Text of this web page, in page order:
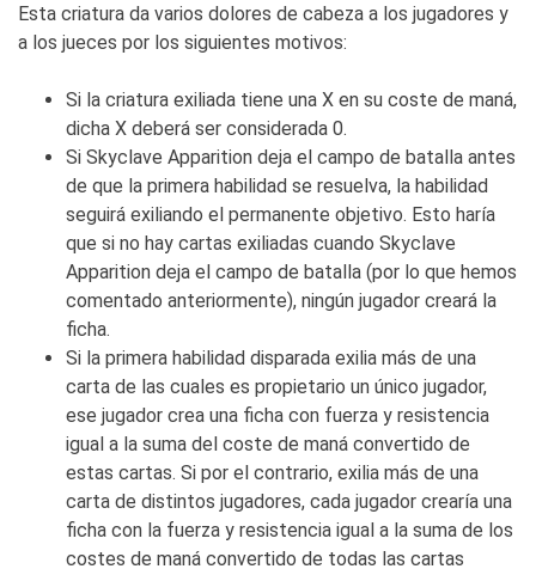
Esta criatura da varios dolores de cabeza a los jugadores y
a los jueces por los siguientes motivos:
Si la criatura exiliada tiene una X en su coste de maná,
dicha X deberá ser considerada 0.
Si Skyclave Apparition deja el campo de batalla antes
de que la primera habilidad se resuelva, la habilidad
seguirá exiliando el permanente objetivo. Esto haría
que si no hay cartas exiliadas cuando Skyclave
Apparition deja el campo de batalla (por lo que hemos
comentado anteriormente), ningún jugador creará la
ficha.
Si la primera habilidad disparada exilia más de una
carta de las cuales es propietario un único jugador,
ese jugador crea una ficha con fuerza y resistencia
igual a la suma del coste de maná convertido de
estas cartas. Si por el contrario, exilia más de una
carta de distintos jugadores, cada jugador crearía una
ficha con la fuerza y resistencia igual a la suma de los
costes de maná convertido de todas las cartas